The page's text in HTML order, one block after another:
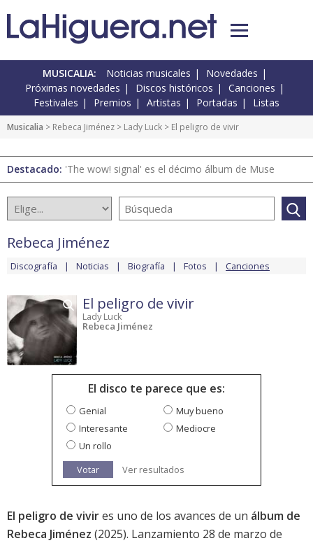
MUSICALIA: Noticias musicales
Novedades
Próximas novedades
Discos históricos
Canciones
Festivales
Premios Artistas Portadas Listas
Musicalia > Rebeca Jiménez > Lady Luck > El peligro de vivir
Destacado: 'The wow! signal' es el décimo álbum de Muse
Rebeca Jiménez
Discografía Noticias Biografía Fotos Canciones
El peligro de vivir
Lady Luck
Rebeca Jiménez
El disco te parece que es:
Genial
Muy bueno
Interesante
Mediocre
Un rollo
Votar
Ver resultados
El peligro de vivires uno de los avances de un álbum de
Rebeca Jiménez (2025). Lanzamiento 28 de marzo de